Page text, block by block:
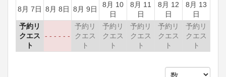
8月 7日 8月 8日 8月 9日
8月 10
日
8月 11
日
8月 12
日
8月 13
日
予約リ
クエス
ト
- - - - - -
予約リ
クエス
ト
予約リ
クエス
ト
予約リ
クエス
ト
予約リ
クエス
ト
予約リ
クエス
ト